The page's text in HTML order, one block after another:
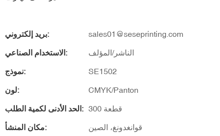
بريد إلكتروني: sales01@seseprinting.com
الاستخدام الصناعي: الناشر/المؤلف
نموذج: SE1502
لون: CMYK/Panton
الحد الأدنى لكمية الطلب: 300 قطعة
مكان المنشأ: قوانغدونغ، الصين